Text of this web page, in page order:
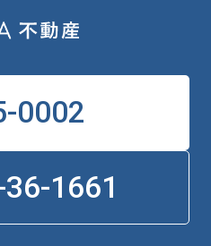
0002
1661